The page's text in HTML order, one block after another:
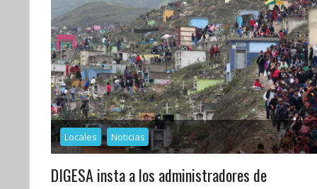
Locales Noticias
DIGESA insta a los administradores de